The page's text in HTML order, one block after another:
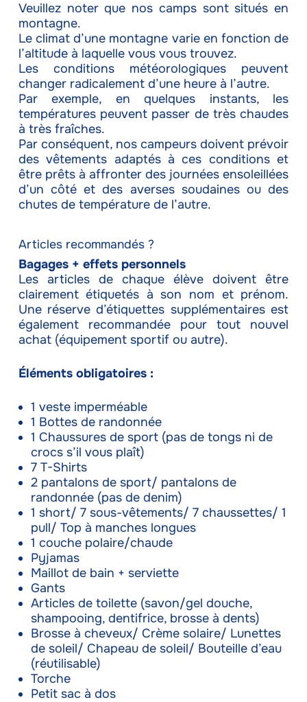
Veuillez noter que nos camps sont situés en
montagne.
Le climat d’une montagne varie en fonction de
l’altitude à laquelle vous vous trouvez.
Les conditions météorologiques peuvent
changer radicalement d’une heure à l’autre.
Par exemple, en quelques instants, les
températures peuvent passer de très chaudes
à très fraîches.
Par conséquent, nos campeurs doivent prévoir
des vêtements adaptés à ces conditions et
être prêts à affronter des journées ensoleillées
d’un côté et des averses soudaines ou des
chutes de température de l’autre.
Articles recommandés ?
Bagages + effets personnels
Les articles de chaque élève doivent être
clairement étiquetés à son nom et prénom.
Une réserve d’étiquettes supplémentaires est
également recommandée pour tout nouvel
achat (équipement sportif ou autre).
Éléments obligatoires :
1 veste imperméable
1 Bottes de randonnée
1 Chaussures de sport (pas de tongs ni de
crocs s’il vous plaît)
7 T-Shirts
2 pantalons de sport/ pantalons de
randonnée (pas de denim)
1 short/ 7 sous-vêtements/ 7 chaussettes/ 1
pull/ Top à manches longues
1 couche polaire/chaude
Pyjamas
Maillot de bain + serviette
Gants
Articles de toilette (savon/gel douche,
shampooing, dentifrice, brosse à dents)
Brosse à cheveux/ Crème solaire/ Lunettes
de soleil/ Chapeau de soleil/ Bouteille d’eau
(réutilisable)
Torche
Petit sac à dos